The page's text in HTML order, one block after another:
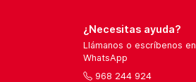
¿Necesitas ayuda?
Llámanos o escríbenos en
WhatsApp
968 244 924